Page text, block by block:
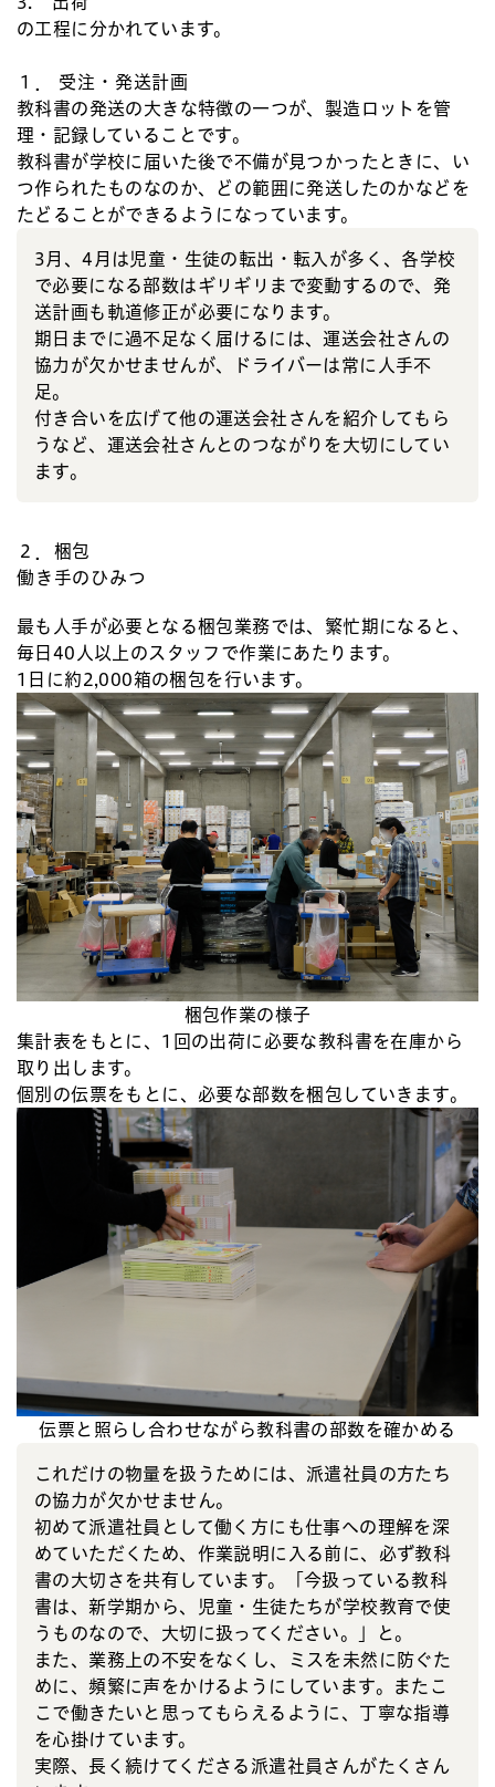
の工程に分かれています。
１． 受注・発送計画
教科書の発送の大きな特徴の一つが、製造ロットを管
理・記録していることです。
教科書が学校に届いた後で不備が見つかったときに、い
つ作られたものなのか、どの範囲に発送したのかなどを
たどることができるようになっています。
3月、4月は児童・生徒の転出・転入が多く、各学校
で必要になる部数はギリギリまで変動するので、発
送計画も軌道修正が必要になります。
期日までに過不足なく届けるには、運送会社さんの
協力が欠かせませんが、ドライバーは常に人手不
足。
付き合いを広げて他の運送会社さんを紹介してもら
うなど、運送会社さんとのつながりを大切にしてい
ます。
２．梱包
働き手のひみつ
最も人手が必要となる梱包業務では、繁忙期になると、
毎日40人以上のスタッフで作業にあたります。
1日に約2,000箱の梱包を行います。
梱包作業の様子
集計表をもとに、1回の出荷に必要な教科書を在庫から
取り出します。
個別の伝票をもとに、必要な部数を梱包していきます。
伝票と照らし合わせながら教科書の部数を確かめる
これだけの物量を扱うためには、派遣社員の方たち
の協力が欠かせません。
初めて派遣社員として働く方にも仕事への理解を深
めていただくため、作業説明に入る前に、必ず教科
書の大切さを共有しています。「今扱っている教科
書は、新学期から、児童・生徒たちが学校教育で使
うものなので、大切に扱ってください。」と。
また、業務上の不安をなくし、ミスを未然に防ぐた
めに、頻繁に声をかけるようにしています。またこ
こで働きたいと思ってもらえるように、丁寧な指導
を心掛けています。
実際、長く続けてくださる派遣社員さんがたくさん